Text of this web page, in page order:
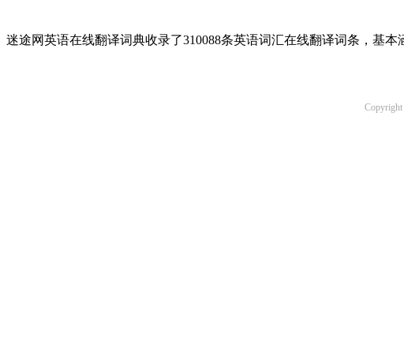
迷途网英语在线翻译词典收录了310088条英语词汇在线翻译词条，基
Copyright